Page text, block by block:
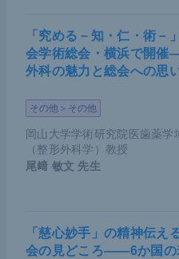
「究める－知・仁・術－
会学術総会・横浜で開
外科の魅力と総会への思
その他＞その他
岡山大学学術研究院医歯薬
（整形外科学）教授
尾﨑 敏文 先生
「慈心妙手」の精神伝え
会の見どころ――6か国の